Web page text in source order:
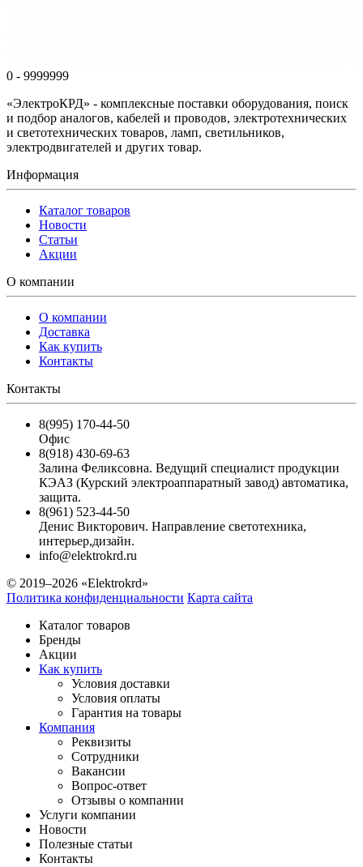
0 - 9999999
«ЭлектроКРД» - комплексные поставки оборудования, поиск
и подбор аналогов, кабелей и проводов, электротехнических
и светотехнических товаров, ламп, светильников,
электродвигателей и других товар.
Информация
Каталог товаров
Новости
Статьи
Акции
О компании
О компании
Доставка
Как купить
Контакты
Контакты
8(995) 170-44-50
Офис
8(918) 430-69-63
Залина Феликсовна. Ведущий специалист продукции
КЭАЗ (Курский электроаппаратный завод) автоматика,
защита.
8(961) 523-44-50
Денис Викторович. Направление светотехника,
интерьер,дизайн.
info@elektrokrd.ru
© 2019–2026 «Elektrokrd»
Политика конфиденциальности Карта сайта
Каталог товаров
Бренды
Акции
Как купить
Условия доставки
Условия оплаты
Гарантия на товары
Компания
Реквизиты
Сотрудники
Вакансии
Вопрос-ответ
Отзывы о компании
Услуги компании
Новости
Полезные статьи
Контакты